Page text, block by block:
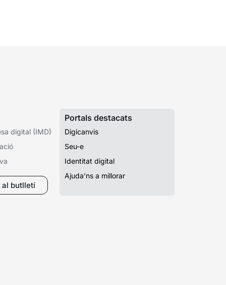
digital (IMD)
butlletí
Portals destacats
Digicanvis
Seu-e
Identitat digital
Ajuda’ns a millorar